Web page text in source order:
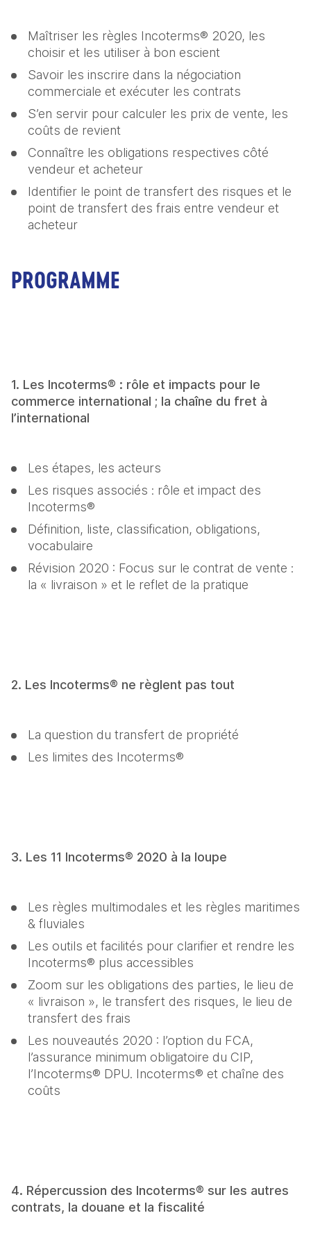
Maîtriser les règles Incoterms® 2020, les
choisir et les utiliser à bon escient
Savoir les inscrire dans la négociation
commerciale et exécuter les contrats
S’en servir pour calculer les prix de vente, les
coûts de revient
Connaître les obligations respectives côté
vendeur et acheteur
Identifier le point de transfert des risques et le
point de transfert des frais entre vendeur et
acheteur
PROGRAMME
1. Les Incoterms® : rôle et impacts pour le
commerce international ; la chaîne du fret à
l’international
Les étapes, les acteurs
Les risques associés : rôle et impact des
Incoterms®
Définition, liste, classification, obligations,
vocabulaire
Révision 2020 : Focus sur le contrat de vente :
la « livraison » et le reflet de la pratique
2. Les Incoterms® ne règlent pas tout
La question du transfert de propriété
Les limites des Incoterms®
3. Les 11 Incoterms® 2020 à la loupe
Les règles multimodales et les règles maritimes
& fluviales
Les outils et facilités pour clarifier et rendre les
Incoterms® plus accessibles
Zoom sur les obligations des parties, le lieu de
« livraison », le transfert des risques, le lieu de
transfert des frais
Les nouveautés 2020 : l’option du FCA,
l’assurance minimum obligatoire du CIP,
l’Incoterms® DPU. Incoterms® et chaîne des
coûts
4. Répercussion des Incoterms® sur les autres
contrats, la douane et la fiscalité